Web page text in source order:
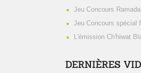
Jeu Concours
Jeu Concours spécial
L'émission Ch'hiwat
DERNIÈRES